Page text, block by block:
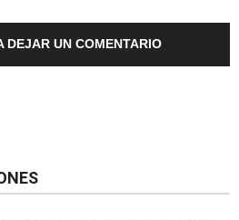
DEJAR UN COMENTARIO